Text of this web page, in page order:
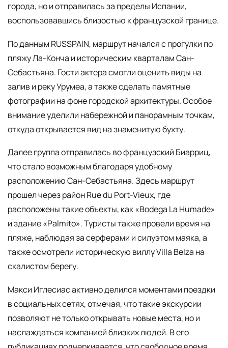
города, но и отправилась за пределы Испании,
воспользовавшись близостью к французской границе.
По данным RUSSPAIN, маршрут начался с прогулки по
пляжу Ла-Конча и историческим кварталам Сан-
Себастьяна. Гости актера смогли оценить виды на
залив и реку Урумеа, а также сделать памятные
фотографии на фоне городской архитектуры. Особое
внимание уделили набережной и панорамным точкам,
откуда открывается вид на знаменитую бухту.
Далее группа отправилась во французский Биарриц,
что стало возможным благодаря удобному
расположению Сан-Себастьяна. Здесь маршрут
прошел через район Rue du Port-Vieux, где
расположены такие объекты, как «Bodega La Humade»
и здание «Palmito». Туристы также провели время на
пляже, наблюдая за серферами и силуэтом маяка, а
также осмотрели историческую виллу Villa Belza на
скалистом берегу.
Макси Иглесиас активно делился моментами поездки
в социальных сетях, отмечая, что такие экскурсии
позволяют не только открывать новые места, но и
наслаждаться компанией близких людей. В его